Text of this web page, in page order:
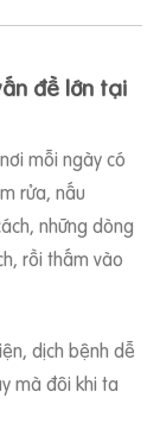
đề lớn tại
mỗi ngày có
rửa, nấu
những dòng
rồi thấm vào
dịch bệnh dễ
mà đôi khi ta